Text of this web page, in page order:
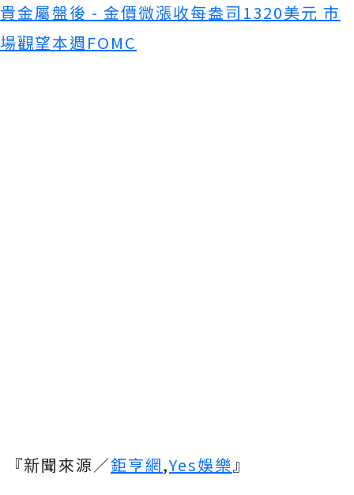
貴金屬盤後 - 金價微漲收每盎司1320美元 市
場觀望本週FOMC
『新聞來源／鉅亨網,Yes娛樂』